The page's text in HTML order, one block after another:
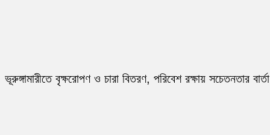
ভূরুঙ্গামারীতে বৃক্ষরোপণ ও চারা বিতরণ, পরিবেশ রক্ষায় সচেতনতার বার্তা